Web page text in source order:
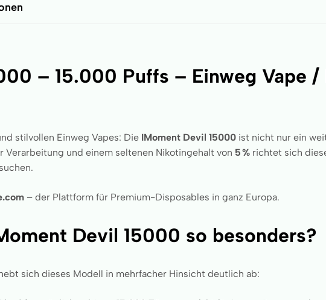
– 15.000 Puffs – Einweg Vape /
stilvollen Einweg Vapes: Die IMoment Devil 15000 ist nicht nur ein
und einem seltenen Nikotingehalt von 5 % richtet sich
– der Plattform für Premium-Disposables in ganz Europa.
Devil 15000 so besonders?
sich dieses Modell in mehrfacher Hinsicht deutlich ab: